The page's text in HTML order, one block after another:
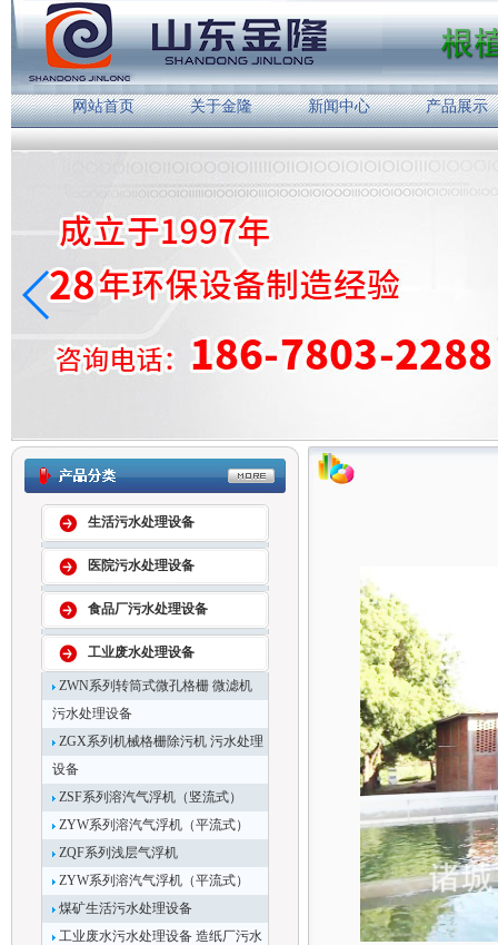
网站首页 关于金隆 新闻中心 产品展示
生活污水处理设备
医院污水处理设备
食品厂污水处理设备
工业废水处理设备
ZWN系列转筒式微孔格栅 微滤机
污水处理设备
ZGX系列机械格栅除污机 污水处理
设备
ZSF系列溶汽气浮机（竖流式）
ZYW系列溶汽气浮机（平流式）
ZQF系列浅层气浮机
ZYW系列溶汽气浮机（平流式）
煤矿生活污水处理设备
工业废水污水处理设备 造纸厂污水